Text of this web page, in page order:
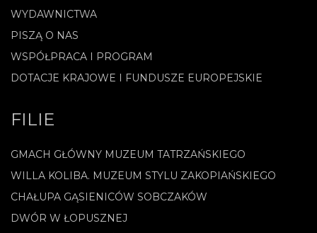
WYDAWNICTWA
PISZĄ O NAS
WSPÓŁPRACA I PROGRAM
DOTACJE KRAJOWE I FUNDUSZE EUROPEJSKIE
FILIE
GMACH GŁÓWNY MUZEUM TATRZAŃSKIEGO
WILLA KOLIBA. MUZEUM STYLU ZAKOPIAŃSKIEGO
CHAŁUPA GĄSIENICÓW SOBCZAKÓW
DWÓR W ŁOPUSZNEJ